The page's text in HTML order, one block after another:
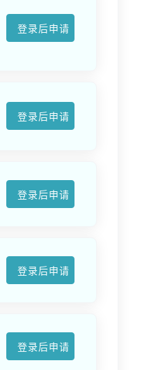
登录后申请
登录后申请
登录后申请
登录后申请
登录后申请